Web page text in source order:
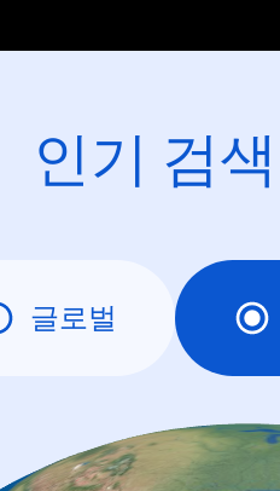
인기 검
글로벌